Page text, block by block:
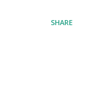
SHARE